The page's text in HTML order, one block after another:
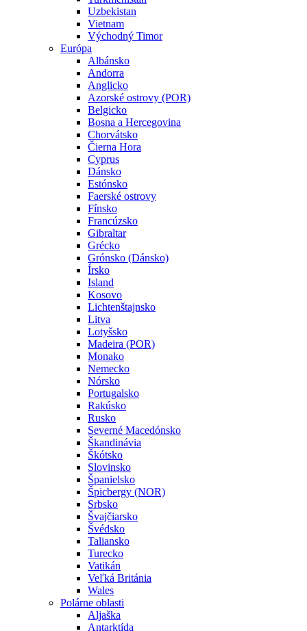
Uzbekistan
Vietnam
Východný Timor
Európa
Albánsko
Andorra
Anglicko
Azorské ostrovy (POR)
Belgicko
Bosna a Hercegovina
Chorvátsko
Čierna Hora
Cyprus
Dánsko
Estónsko
Faerské ostrovy
Fínsko
Francúzsko
Gibraltar
Grécko
Grónsko (Dánsko)
Írsko
Island
Kosovo
Lichtenštajnsko
Litva
Lotyšsko
Madeira (POR)
Monako
Nemecko
Nórsko
Portugalsko
Rakúsko
Rusko
Severné Macedónsko
Škandinávia
Škótsko
Slovinsko
Španielsko
Špicbergy (NOR)
Srbsko
Švajčiarsko
Švédsko
Taliansko
Turecko
Vatikán
Veľká Británia
Wales
Polárne oblasti
Aljaška
Antarktída